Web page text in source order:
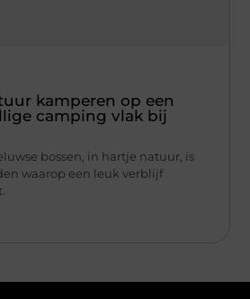
kamperen op een
camping vlak bij
bossen, in hartje natuur, is
waarop een leuk verblijf